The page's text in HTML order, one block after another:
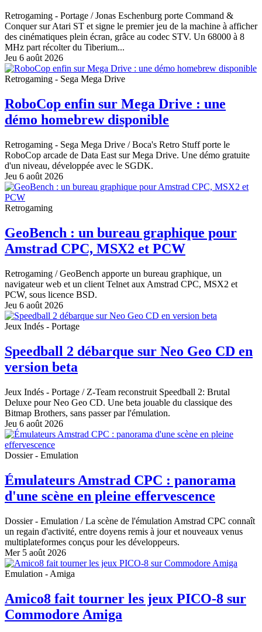
Retrogaming - Portage / Jonas Eschenburg porte Command &
Conquer sur Atari ST et signe le premier jeu de la machine à afficher
des cinématiques plein écran, grâce au codec STV. Un 68000 à 8
MHz part récolter du Tiberium...
Jeu 6 août 2026
Retrogaming - Sega Mega Drive
RoboCop enfin sur Mega Drive : une
démo homebrew disponible
Retrogaming - Sega Mega Drive / Boca's Retro Stuff porte le
RoboCop arcade de Data East sur Mega Drive. Une démo gratuite
d'un niveau, développée avec le SGDK.
Jeu 6 août 2026
Retrogaming
GeoBench : un bureau graphique pour
Amstrad CPC, MSX2 et PCW
Retrogaming / GeoBench apporte un bureau graphique, un
navigateur web et un client Telnet aux Amstrad CPC, MSX2 et
PCW, sous licence BSD.
Jeu 6 août 2026
Jeux Indés - Portage
Speedball 2 débarque sur Neo Geo CD en
version beta
Jeux Indés - Portage / Z-Team reconstruit Speedball 2: Brutal
Deluxe pour Neo Geo CD. Une beta jouable du classique des
Bitmap Brothers, sans passer par l'émulation.
Jeu 6 août 2026
Dossier - Emulation
Émulateurs Amstrad CPC : panorama
d'une scène en pleine effervescence
Dossier - Emulation / La scène de l'émulation Amstrad CPC connaît
un regain d'activité, entre doyens remis à jour et nouveaux venus
multiplateformes conçus pour les développeurs.
Mer 5 août 2026
Emulation - Amiga
Amico8 fait tourner les jeux PICO-8 sur
Commodore Amiga